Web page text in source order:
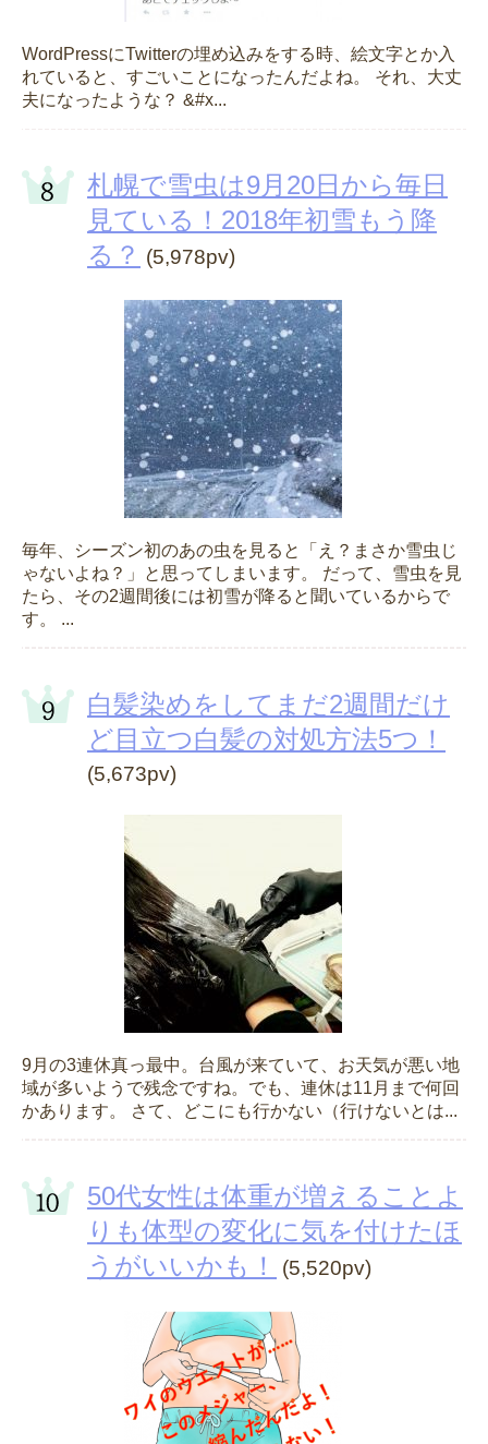
WordPressにTwitterの埋め込みをする時、絵文字とか入
れていると、すごいことになったんだよね。 それ、大丈
夫になったような？ &#x...
札幌で雪虫は9月20日から毎日
見ている！2018年初雪もう降
る？ (5,978pv)
毎年、シーズン初のあの虫を見ると「え？まさか雪虫じ
ゃないよね？」と思ってしまいます。 だって、雪虫を見
たら、その2週間後には初雪が降ると聞いているからで
す。 ...
白髪染めをしてまだ2週間だけ
ど目立つ白髪の対処方法5つ！
(5,673pv)
9月の3連休真っ最中。台風が来ていて、お天気が悪い地
域が多いようで残念ですね。でも、連休は11月まで何回
かあります。 さて、どこにも行かない（行けないとは...
50代女性は体重が増えることよ
りも体型の変化に気を付けたほ
うがいいかも！
(5,520pv)